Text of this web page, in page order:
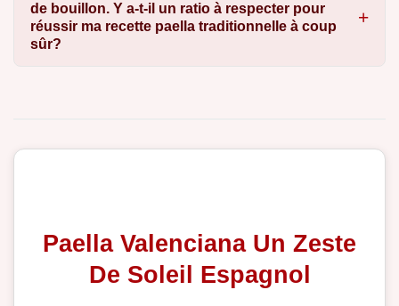
de bouillon. Y a-t-il un ratio à respecter pour
réussir ma recette paella traditionnelle à coup
sûr?
Paella Valenciana Un Zeste
De Soleil Espagnol